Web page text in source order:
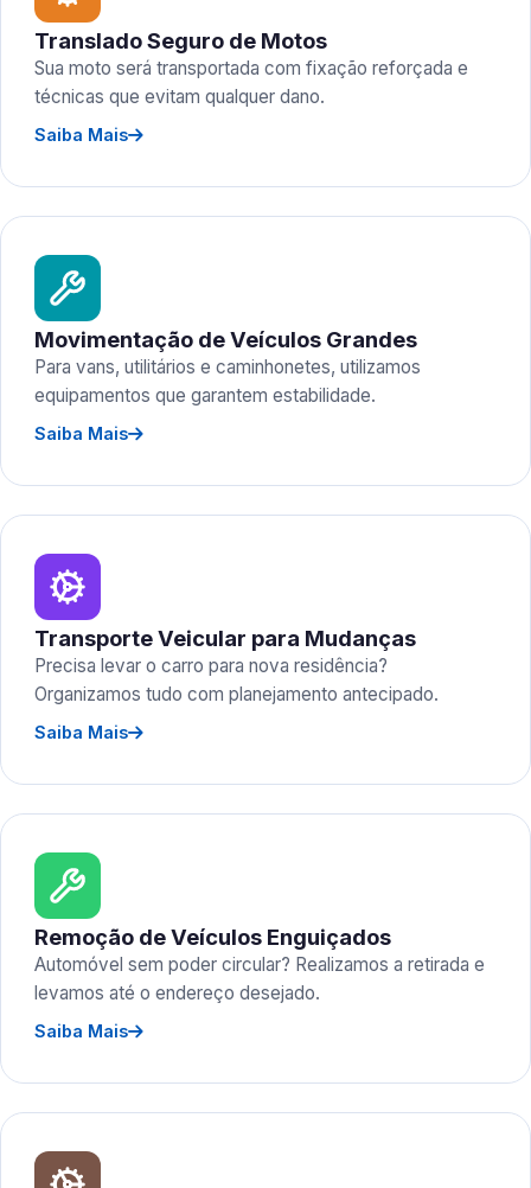
Translado Seguro de Motos
Sua moto será transportada com fixação reforçada e
técnicas que evitam qualquer dano.
Saiba Mais
Movimentação de Veículos Grandes
Para vans, utilitários e caminhonetes, utilizamos
equipamentos que garantem estabilidade.
Saiba Mais
Transporte Veicular para Mudanças
Precisa levar o carro para nova residência?
Organizamos tudo com planejamento antecipado.
Saiba Mais
Remoção de Veículos Enguiçados
Automóvel sem poder circular? Realizamos a retirada e
levamos até o endereço desejado.
Saiba Mais